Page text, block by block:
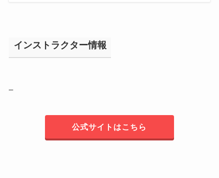
インストラクター情報
–
公式サイトはこちら